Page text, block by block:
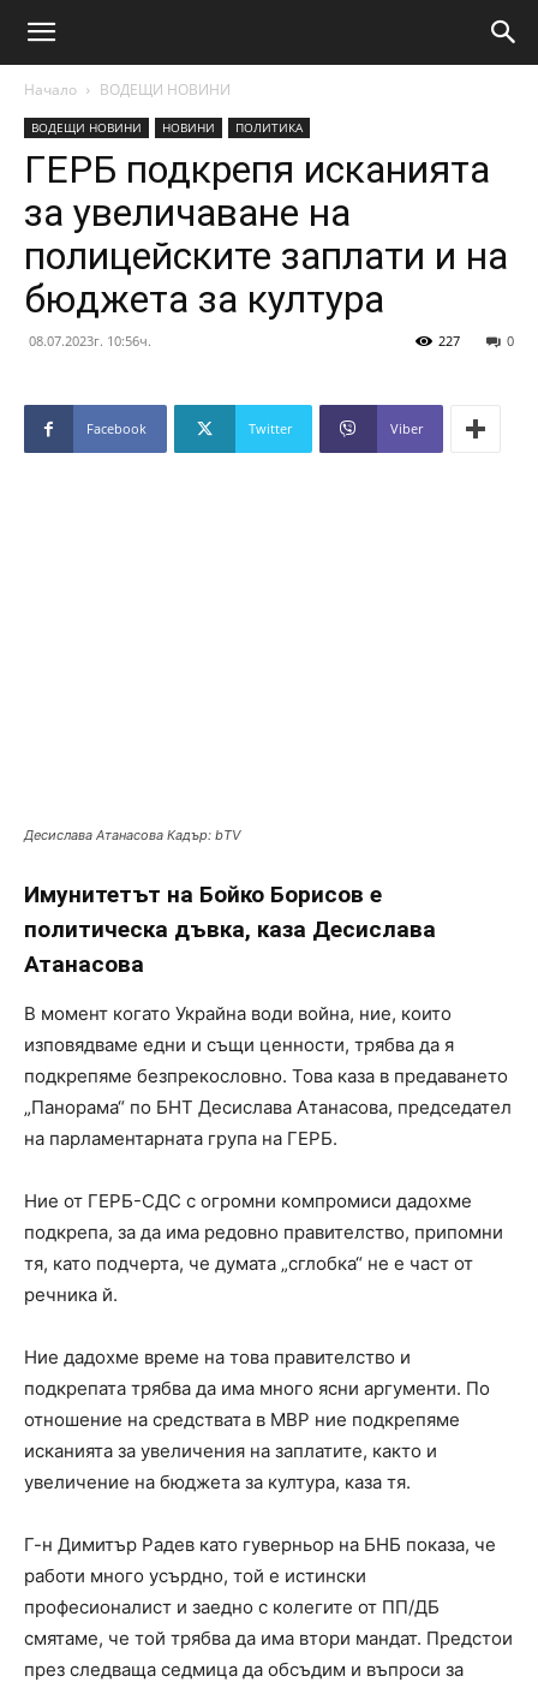
Начало ВОДЕЩИ НОВИНИ
ВОДЕЩИ НОВИНИ НОВИНИ ПОЛИТИКА
ГЕРБ подкрепя исканията
за увеличаване на
полицейските заплати и на
бюджета за култура
08.07.2023г. 10:56ч. 0
227
Facebook Twitter Viber
Десислава Атанасова Кадър: bTV
Имунитетът на Бойко Борисов е
политическа дъвка, каза Десислава
Атанасова
В момент когато Украйна води война, ние, които
изповядваме едни и същи ценности, трябва да я
подкрепяме безпрекословно. Това каза в предаването
„Панорама“ по БНТ Десислава Атанасова, председател
на парламентарната група на ГЕРБ.
Ние от ГЕРБ-СДС с огромни компромиси дадохме
подкрепа, за да има редовно правителство, припомни
тя, като подчерта, че думата „сглобка“ не е част от
речника й.
Ние дадохме време на това правителство и
подкрепата трябва да има много ясни аргументи. По
отношение на средствата в МВР ние подкрепяме
исканията за увеличения на заплатите, както и
увеличение на бюджета за култура, каза тя.
Г-н Димитър Радев като гуверньор на БНБ показа, че
работи много усърдно, той е истински
професионалист и заедно с колегите от ПП/ДБ
смятаме, че той трябва да има втори мандат. Предстои
през следваща седмица да обсъдим и въпроси за